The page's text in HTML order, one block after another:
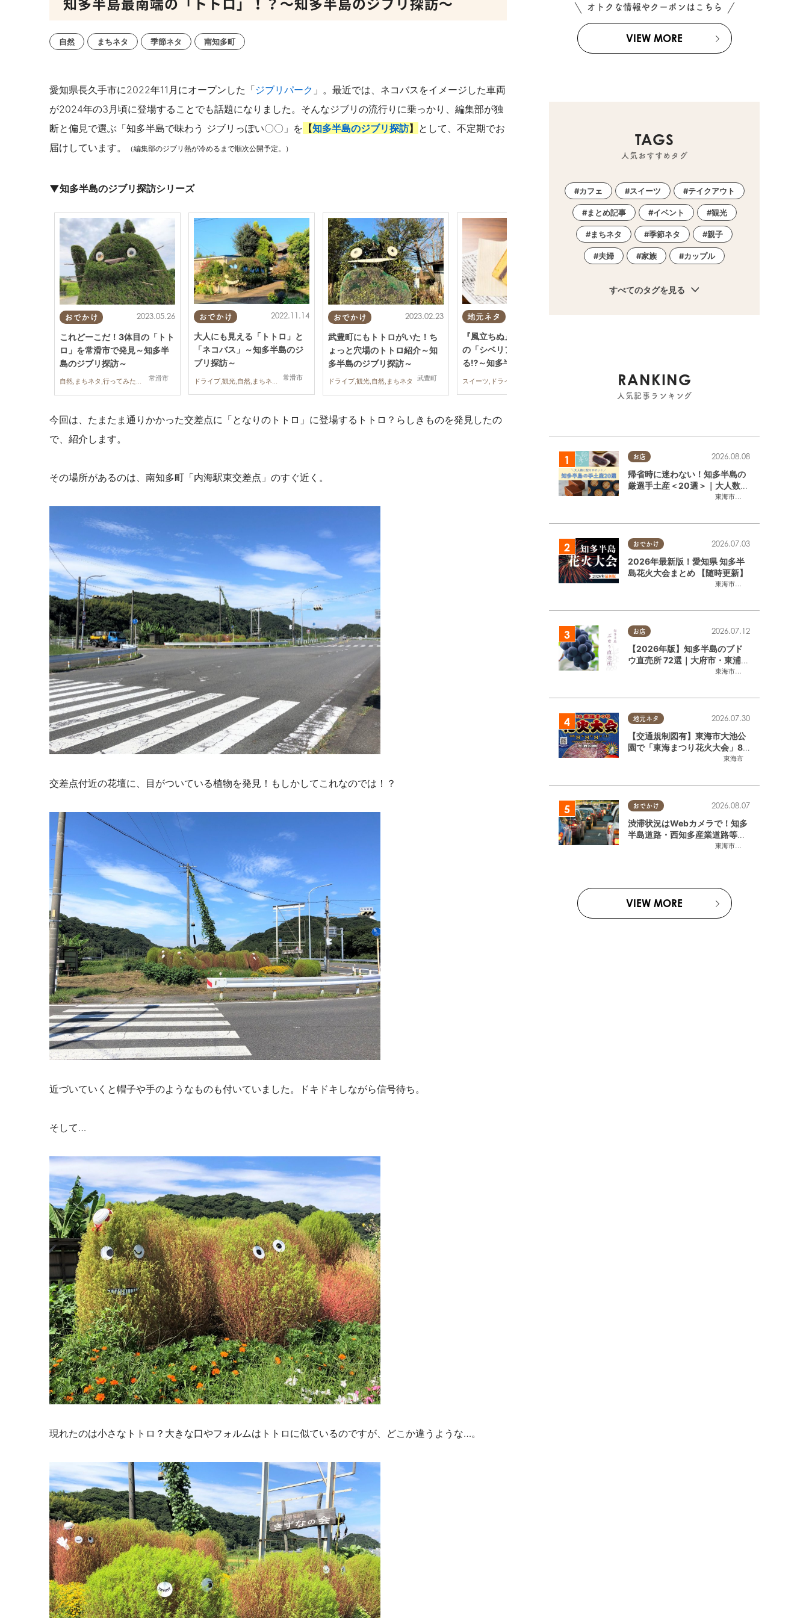
自然 まちネタ 季節ネタ 南知多町
愛知県長久手市に2022年11月にオープンした「ジブリパーク 」。最近では、ネコバスをイメージした車両
が2024年の3月頃に登場することでも話題になりました。そんなジブリの流行りに乗っかり、編集部が独
断と偏見で選ぶ 「知多半島で味わう ジブリっぽい〇〇」を 【知多半島のジブリ探訪】 として、不定期でお
届けしています。
（編集部のジブリ熱が冷めるまで順次公開予定。）
▼知多半島のジブリ探訪シリーズ
おでかけ
常滑市
2023.05.26
これどーこだ！3体目の「トト
ロ」を常滑市で発見～知多半
島のジブリ探訪～
自然,まちネタ,行ってみたレポ,親子,おひとりさま
おでかけ
常滑市
2022.11.14
大人にも見える「トトロ」と
「ネコバス」～知多半島のジ
ブリ探訪～
おでかけ
武豊町
2023.02.23
武豊町にもトトロがいた！ち
ょっと穴場のトトロ紹介～知
多半島のジブリ探訪～
ドライブ,観光,自然,まちネタ
地元ネタ
『風立ちぬ』にも登場したあ
の「シベリア」が食べられ
る⁉～知多半島のジブリ探訪
おでかけ 2022.12.07
トロの木 続編～
今回は、たまたま通りかかった交差点に「となりのトトロ」に登場するトトロ？らしきものを発見したの
で、紹介します。
その場所があるのは、南知多町「内海駅東交差点」のすぐ近く。
交差点付近の花壇に、目がついている植物を発見！もしかしてこれなのでは！？
近づいていくと帽子や手のようなものも付いていました。ドキドキしながら信号待ち。
そして…
現れたのは小さなトトロ？大きな口やフォルムはトトロに似ているのですが、どこか違うような…。
オトクな情報やクーポンはこちら
VIEW MORE
TAGS
人気おすすめタグ
カフェ スイーツ テイクアウト
まとめ記事 イベント 観光
まちネタ 季節ネタ 親子
夫婦 家族 カップル
すべてのタグを見る
RANKING
人気記事ランキング
お店
東海市
,大府市
2026.08.08
帰省時に迷わない！知多半島の
厳選手土産＜20選＞｜大人数に
配りやすい個包装ギフト
おでかけ
東海市
,大府市
2026.07.03
2026年最新版！愛知県 知多半
島花火大会まとめ 【随時更新】
お店
東海市
,大府市
2026.07.12
【2026年版】知多半島のブド
ウ直売所 72選｜大府市・東浦町
ほかエリア別に一挙紹介
地元ネタ
東海市
2026.07.30
【交通規制図有】東海市大池公
園で「東海まつり花火大会」8/
8(土)に開催｜購入方法や駐車場
おでかけ
東海市
,大府市
2026.08.07
渋滞状況はWebカメラで！知多
半島道路・西知多産業道路等の
VIEW MORE